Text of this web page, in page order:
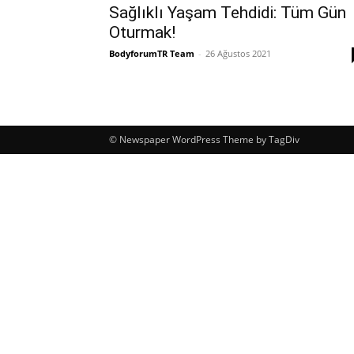
Sağlıklı Yaşam Tehdidi: Tüm Gün
Oturmak!
BodyforumTR Team - 26 Ağustos 2021
© Newspaper WordPress Theme by TagDiv